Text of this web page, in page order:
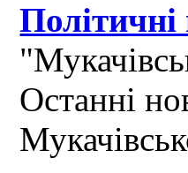
Останні